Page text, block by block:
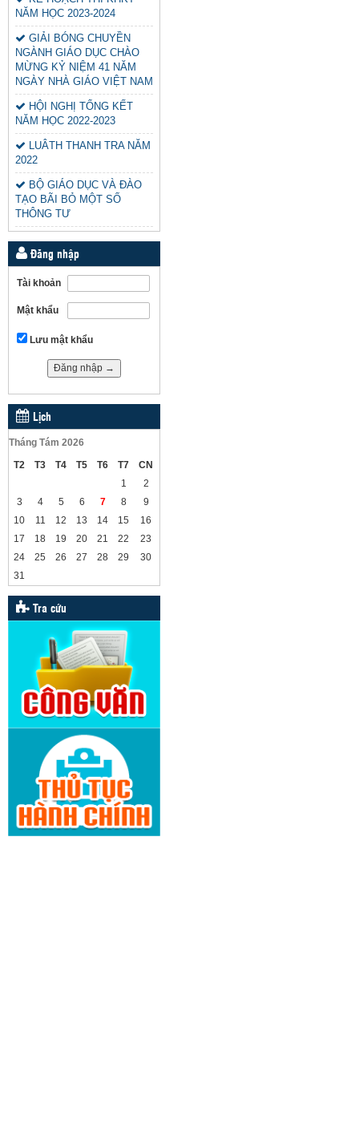
NĂM HỌC 2023-2024
GIẢI BÓNG CHUYỀN
NGÀNH GIÁO DỤC CHÀO
MỪNG KỶ NIỆM 41 NĂM
NGÀY NHÀ GIÁO VIỆT NAM
HỘI NGHỊ TỔNG KẾT
NĂM HỌC 2022-2023
LUÂTH THANH TRA NĂM
2022
BỘ GIÁO DỤC VÀ ĐÀO
TẠO BÃI BỎ MỘT SỐ
THÔNG TƯ
Đăng nhập
Tài khoản
Mật khẩu
Lưu mật khẩu
Lịch
Tháng Tám 2026
T2
T3 T4 T5 T6 T7
CN
1
2
3
4 5 6 7 8
9
10
11 12 13 14 15
16
17
18 19 20 21 22
23
24
25 26 27 28 29
30
31
Tra cứu